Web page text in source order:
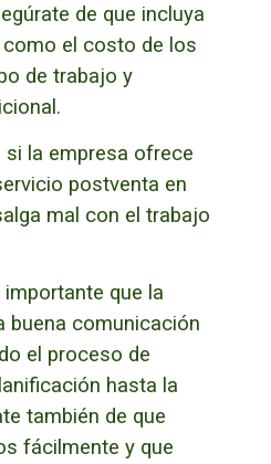
de que incluya
el costo de los
de trabajo y
si la empresa ofrece
postventa en
mal con el trabajo
importante que la
buena comunicación
el proceso de
hasta la
también de que
fácilmente y que